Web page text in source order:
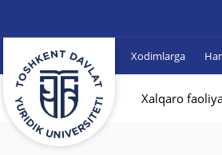
Xodimlarga
Xalqaro